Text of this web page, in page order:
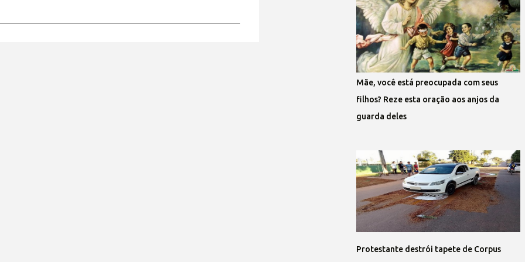
Mãe, você está preocupada com seus
filhos? Reze esta oração aos anjos da
guarda deles
Protestante destrói tapete de Corpus